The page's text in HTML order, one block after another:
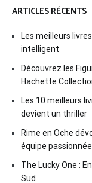
ARTICLES RÉCENTS
Les meilleurs
intelligent
Découvrez les
Hachette
Les 10 meilleurs
devient un thriller
Rime en Oche
équipe passionnée
The Lucky One :
Sud